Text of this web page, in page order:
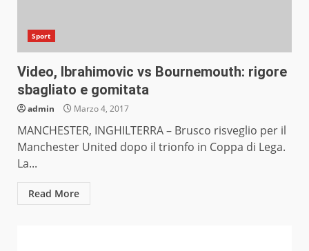
Sport
Video, Ibrahimovic vs Bournemouth: rigore
sbagliato e gomitata
admin Marzo 4, 2017
MANCHESTER, INGHILTERRA – Brusco risveglio per il
Manchester United dopo il trionfo in Coppa di Lega.
La...
Read More